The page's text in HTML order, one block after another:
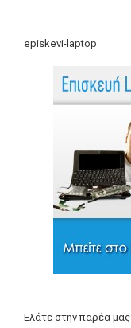
episkevi-laptop
Ελάτε στην παρέα μας